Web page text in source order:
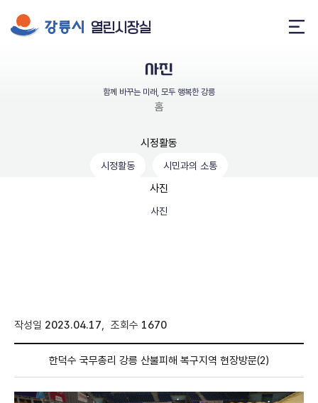
열린시장실
메
매니페스토란
공약비전
공약총괄현황
사진
함께 바꾸는 미래, 모두 행복한 강릉
홈
시정활동
시정활동 시민과의 소통
사진
사진
작성일 2023.04.17, 조회수 1670
한덕수 국무총리 강릉 산불피해 복구지역 현장방문(2)